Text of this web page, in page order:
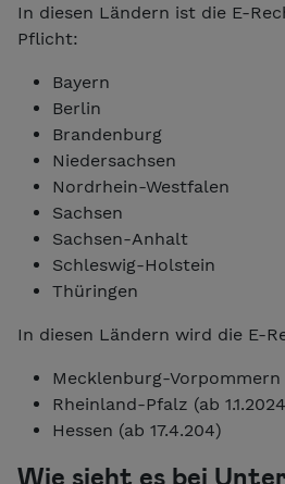
In diesen Ländern ist die E-
Pflicht:
Bayern
Berlin
Brandenburg
Niedersachsen
Nordrhein-Westfalen
Sachsen
Sachsen-Anhalt
Schleswig-Holstein
Thüringen
In diesen Ländern wird die E-
Mecklenburg-Vorpommern
Rheinland-Pfalz (ab
Hessen (ab 17.4.204)
Wie sieht es bei